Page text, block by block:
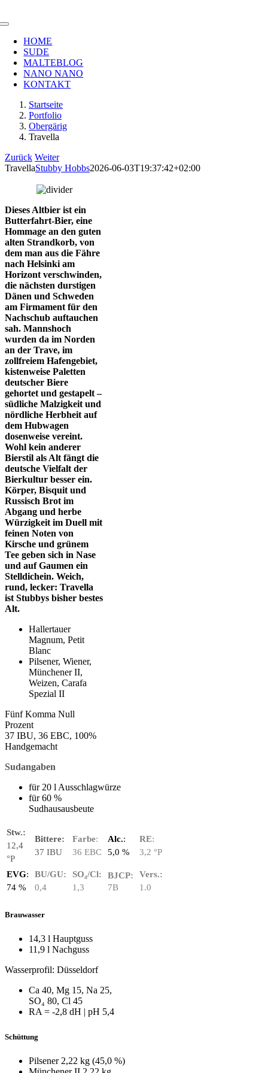
Inhalt
Toggle
Navigation
HOME
SUDE
MALTEBLOG
NANO NANO
KONTAKT
Startseite
Portfolio
Obergärig
Travella
Zurück Weiter
TravellaStubby Hobbs2026-06-03T19:37:42+02:00
Dieses Altbier ist ein
Butterfahrt-Bier, eine
Hommage an den guten
alten Strandkorb, von
dem man aus die Fähre
nach Helsinki am
Horizont verschwinden,
die nächsten durstigen
Dänen und Schweden
am Firmament für den
Nachschub auftauchen
sah. Mannshoch
wurden da im Norden
an der Trave, im
zollfreiem Hafengebiet,
kistenweise Paletten
deutscher Biere
gehortet und gestapelt –
südliche Malzigkeit und
nördliche Herbheit auf
dem Hubwagen
dosenweise vereint.
Wohl kein anderer
Bierstil als Alt fängt die
deutsche Vielfalt der
Bierkultur besser ein.
Körper, Bisquit und
Russisch Brot im
Abgang und herbe
Würzigkeit im Duell mit
feinen Noten von
Kirsche und grünem
Tee geben sich in Nase
und auf Gaumen ein
Stelldichein. Weich,
rund, lecker: Travella
ist Stubbys bisher bestes
Alt.
Hallertauer
Magnum, Petit
Blanc
Pilsener, Wiener,
Münchener II,
Weizen, Carafa
Spezial II
Fünf Komma Null
Prozent
37 IBU, 36 EBC, 100%
Handgemacht
Sudangaben
für 20 l Ausschlagwürze
für 60 %
Sudhausausbeute
Stw.:
12,4
°P
Bittere:
37 IBU
Farbe:
36 EBC
Alc.:
5,0 %
RE:
3,2 °P
EVG:
74 %
BU/GU:
0,4
SO₄/Cl:
1 ,3
BJCP:
7B
Vers.:
1.0
Brauwasser
14,3 l Hauptguss
11,9 l Nachguss
Wasserprofil: Düsseldorf
Ca 40, Mg 15, Na 25,
SO₄ 80, Cl 45
RA = ‑2,8 dH | pH 5,4
Schüttung
Pilsener 2,22 kg (45,0 %)